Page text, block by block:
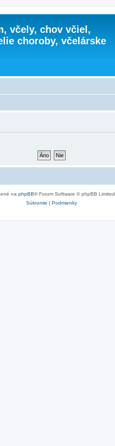
včely, chov včiel,
choroby, včelárske
na phpBB® Forum Software © phpBB Limited
Súkromie | Podmienky